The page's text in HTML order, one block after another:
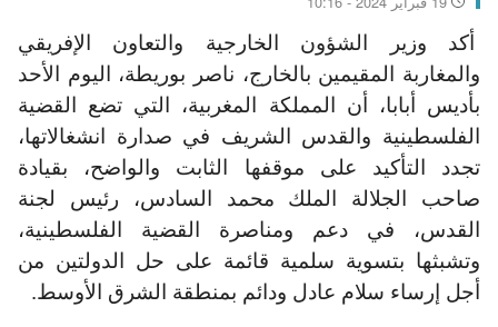
أكد وزير الشؤون الخارجية والتعاون الإفريقي
والمغاربة المقيمين بالخارج، ناصر بوريطة، اليوم الأحد
بأديس أبابا، أن المملكة المغربية، التي تضع القضية
الفلسطينية والقدس الشريف في صدارة انشغالاتها،
تجدد التأكيد على موقفها الثابت والواضح، بقيادة
صاحب الجلالة الملك محمد السادس، رئيس لجنة
القدس، في دعم ومناصرة القضية الفلسطينية،
وتشبثها بتسوية سلمية قائمة على حل الدولتين من
أجل إرساء سلام عادل ودائم بمنطقة الشرق الأوسط.